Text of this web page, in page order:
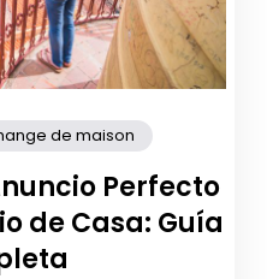
de maison
Perfecto
de Casa: Guía